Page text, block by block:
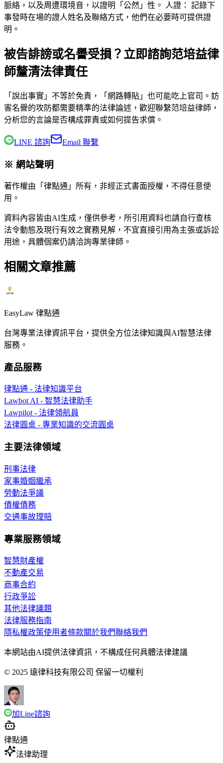
脈絡，以及周遭環境音，以證明「公然」性。 人證： 記錄下
事發時在場的證人姓名及聯絡方式，他們在必要時可提供證
明。
被告誹謗或名譽受損？立即諮詢范培益律
師釐清法律責任
「說出事實」不等於免責，「網路轉貼」也可能吃上官司。妨
害名譽的攻防都需要精準的法律論述，歡迎聯繫范培益律師 ，
分析您的言論是否構成罪責或如何提告求償。
LINE 諮詢 Email 聯繫
※ 網站聲明
著作權由「律點通」所有，非經正式書面授權，不得任意使
用。
資料內容皆由AI生成，僅供參考，所引用資料也請自行查核
法令動態及現行有效之實務見解，不宜直接引用為主張或訴訟
用途，具體個案仍請洽詢專業律師。
相關文章推薦
EasyLaw 律點通
台灣專業法律資訊平台，提供全方位法律知識與AI智慧法律
服務。
產品服務
律點通 - 法律知識平台
Lawbot AI - 智慧法律助手
Lawpilot - 法律領航員
法律圓桌 - 專業知識的交流圓桌
主要法律領域
刑事法律
家事婚姻繼承
勞動法爭議
債權債務
交通事故理賠
專業服務領域
智慧財產權
不動產交易
商事合約
行政爭訟
其他法律議題
法律服務指南
隱私權政策使用者條款關於我們聯絡我們
本網站由AI提供法律資訊，不構成任何具體法律建議
© 2025 遠律科技有限公司 保留一切權利
加Line諮詢
律點通
法律助理